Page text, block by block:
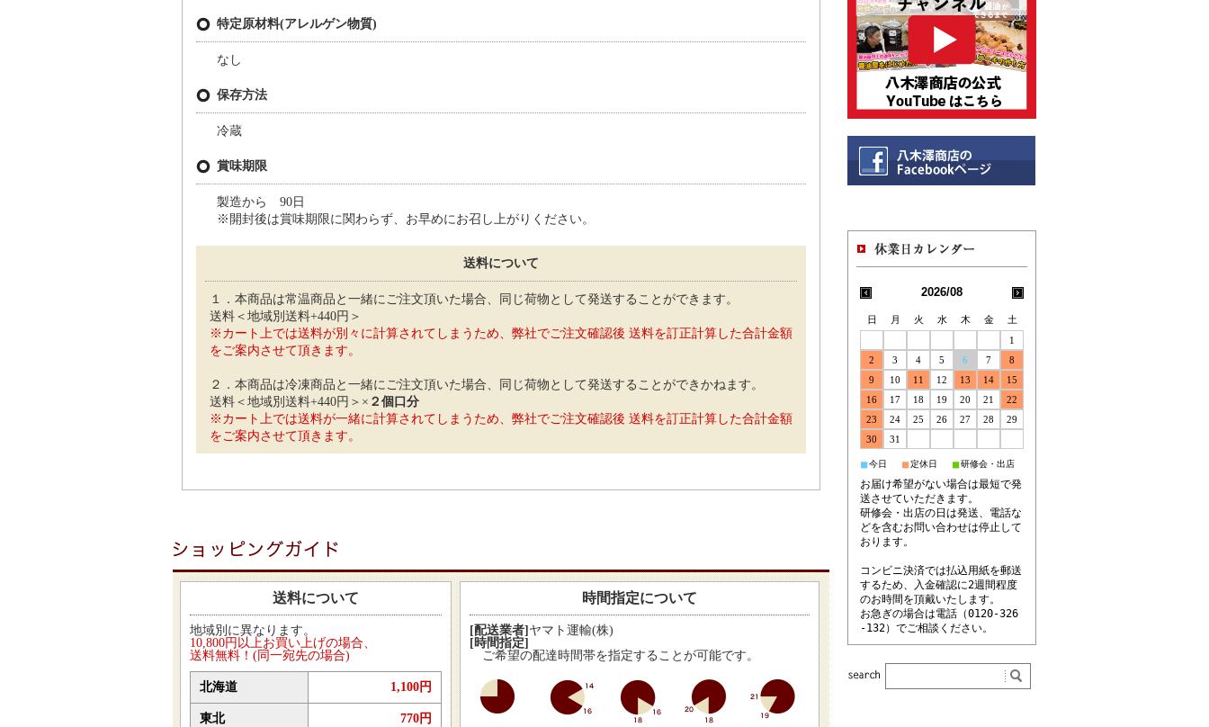
特定原材料(アレルゲン物質)
なし
保存方法
冷蔵
賞味期限
製造から 90日
※開封後は賞味期限に関わらず、お早めにお召し上がりください。
送料について
１．本商品は常温商品と一緒にご注文頂いた場合、同じ荷物として発送することができます。
送料＜地域別送料+440円＞
※カート上では送料が別々に計算されてしまうため、弊社でご注文確認後 送料を訂正計算した合計金額
をご案内させて頂きます。
２．本商品は冷凍商品と一緒にご注文頂いた場合、同じ荷物として発送することができかねます。
送料＜地域別送料+440円＞× ２個口分
※カート上では送料が一緒に計算されてしまうため、弊社でご注文確認後 送料を訂正計算した合計金額
をご案内させて頂きます。
送料について
地域別に異なります。
10,800円以上お買い上げの場合、
送料無料！(同一宛先の場合)
北海道 1,100円
東北 770円
時間指定について
[配送業者]ヤマト運輸(株)
[時間指定]
ご希望の配達時間帯を指定することが可能です。
2026/08
日 月 火 水 木 金
土
1
2
3 4 5 6 7
8
9
10 11 12 13 14
15
16
17 18 19 20 21
22
23
24 25 26 27 28
29
30
31
■ 今日 ■ 定休日 ■ 研修会・出店
お届け希望がない場合は最短で発
送させていただきます。
研修会・出店の日は発送、電話な
どを含むお問い合わせは停止して
おります。
コンビニ決済では払込用紙を郵送
するため、入金確認に2週間程度
のお時間を頂戴いたします。
お急ぎの場合は電話（0120-326
-132）でご相談ください。